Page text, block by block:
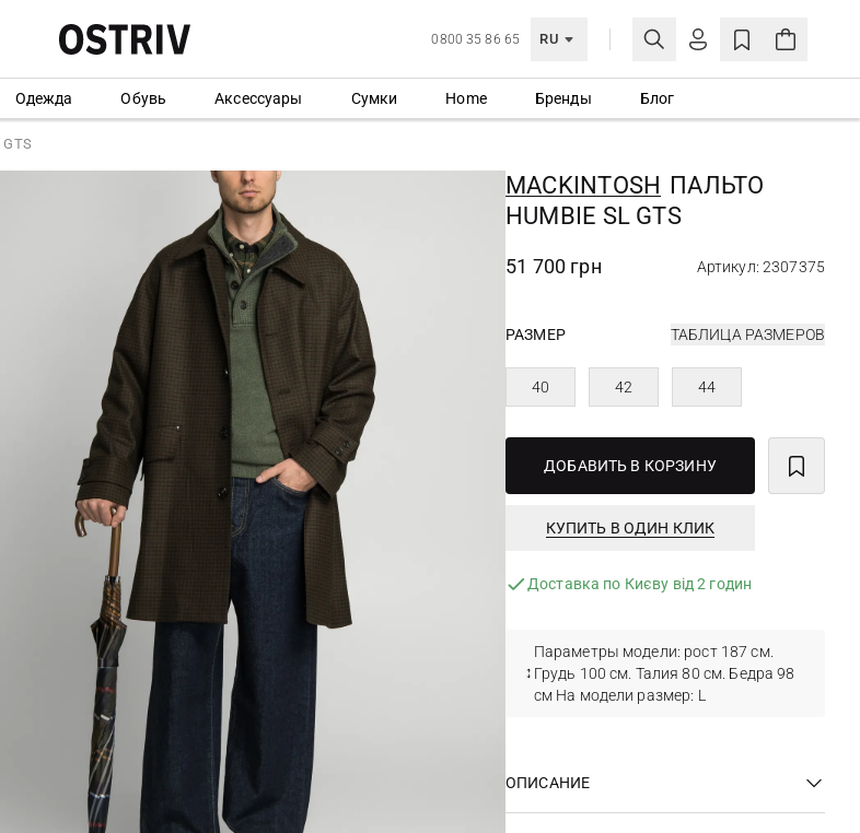
0800 35 86 65 RU
ЛИЧНЫЙ КАБИНЕТ
Еще не зарегистрированы?
СОЗДАТЬ УЧЕТНУЮ ЗАПИСЬ
Одежда Обувь Аксессуары Сумки Home Бренды Блог
MACKINTOSH ПАЛЬТО
HUMBIE SL GTS
51 700 грн Артикул: 2307375
РАЗМЕР ТАБЛИЦА РАЗМЕРОВ
40 42 44
ДОБАВИТЬ В КОРЗИНУ
КУПИТЬ В ОДИН КЛИК
Доставка по Києву від 2 годин
Параметры модели: рост 187 см.
Грудь 100 см. Талия 80 см. Бедра 98
см На модели размер: L
ОПИСАНИЕ